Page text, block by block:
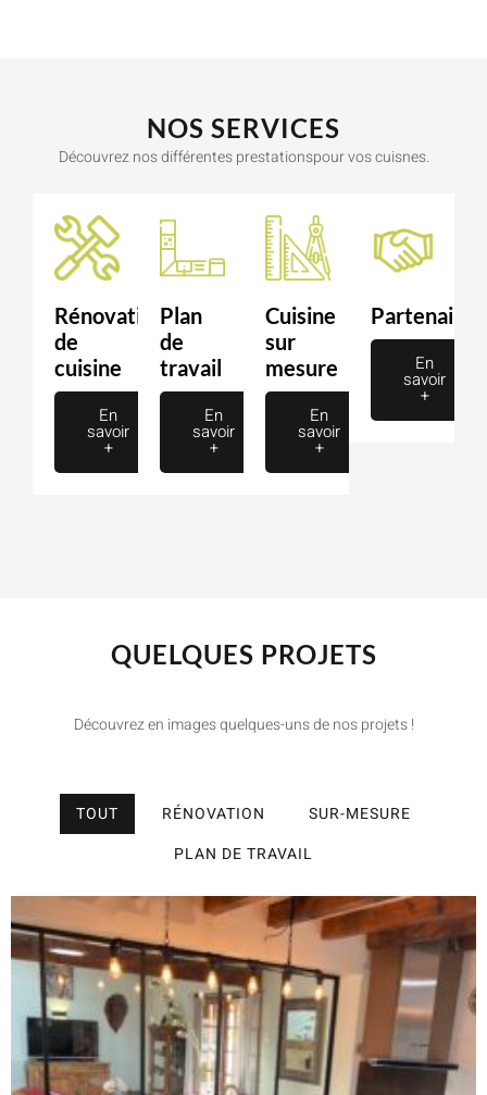
NOS SERVICES
Découvrez nos différentes prestationspour vos cuisnes.
Rénovation
de
cuisine
En
savoir
+
Plan
de
travail
En
savoir
+
Cuisine
sur
mesure
En
savoir
+
Partenaire
En
savoir
+
QUELQUES PROJETS
Découvrez en images quelques-uns de nos projets !
TOUT RÉNOVATION
SUR-MESURE
PLAN DE TRAVAIL